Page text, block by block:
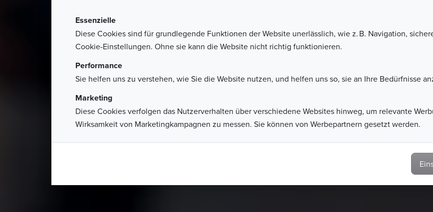
Essenzielle
Diese Cookies sind für grundlegende Funktionen der Website unerlässlich, wie z. B. Navigation,
Cookie-Einstellungen. Ohne sie kann die Website nicht richtig funktionieren.
Performance
Sie helfen uns zu verstehen, wie Sie die Website nutzen, und helfen uns so, sie an Ihre Bedürfnisse
Marketing
Diese Cookies verfolgen das Nutzerverhalten über verschiedene Websites hinweg, um relevante
Wirksamkeit von Marketingkampagnen zu messen. Sie können von Werbepartnern gesetzt werden.